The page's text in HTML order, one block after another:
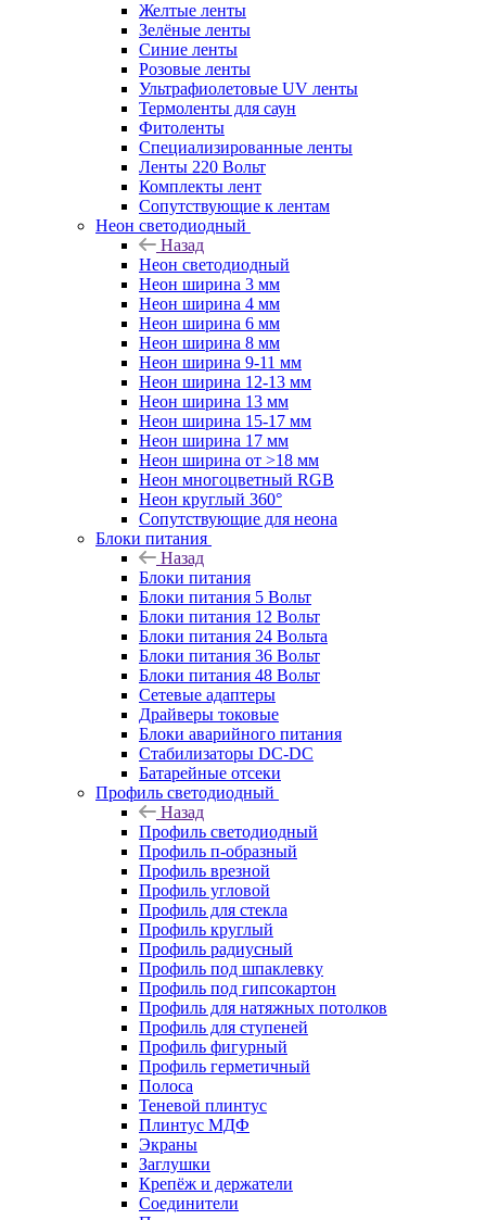
Желтые ленты
Зелёные ленты
Синие ленты
Розовые ленты
Ультрафиолетовые UV ленты
Термоленты для саун
Фитоленты
Специализированные ленты
Ленты 220 Вольт
Комплекты лент
Сопутствующие к лентам
Неон светодиодный
Назад
Неон светодиодный
Неон ширина 3 мм
Неон ширина 4 мм
Неон ширина 6 мм
Неон ширина 8 мм
Неон ширина 9-11 мм
Неон ширина 12-13 мм
Неон ширина 13 мм
Неон ширина 15-17 мм
Неон ширина 17 мм
Неон ширина от >18 мм
Неон многоцветный RGB
Неон круглый 360°
Сопутствующие для неона
Блоки питания
Назад
Блоки питания
Блоки питания 5 Вольт
Блоки питания 12 Вольт
Блоки питания 24 Вольта
Блоки питания 36 Вольт
Блоки питания 48 Вольт
Сетевые адаптеры
Драйверы токовые
Блоки аварийного питания
Стабилизаторы DC-DC
Батарейные отсеки
Профиль светодиодный
Назад
Профиль светодиодный
Профиль п-образный
Профиль врезной
Профиль угловой
Профиль для стекла
Профиль круглый
Профиль радиусный
Профиль под шпаклевку
Профиль под гипсокартон
Профиль для натяжных потолков
Профиль для ступеней
Профиль фигурный
Профиль герметичный
Полоса
Теневой плинтус
Плинтус МДФ
Экраны
Заглушки
Крепёж и держатели
Соединители